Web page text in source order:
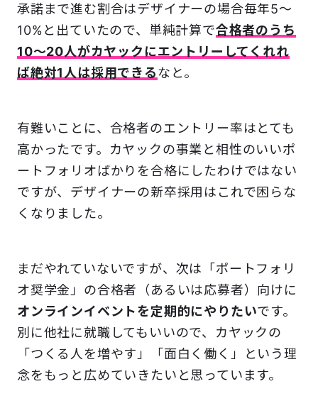
承諾まで進む割合はデザイナーの場合毎年5～
10%と出ていたので、単純計算で合格者のうち
10～20人がカヤックにエントリーしてくれれ
ば絶対1人は採用できるなと。
有難いことに、合格者のエントリー率はとても
高かったです。カヤックの事業と相性のいいポ
ートフォリオばかりを合格にしたわけではない
ですが、デザイナーの新卒採用はこれで困らな
くなりました。
まだやれていないですが、次は「ポートフォリ
オ奨学金」の合格者（あるいは応募者）向けに
オンラインイベントを定期的にやりたいです。
別に他社に就職してもいいので、カヤックの
「つくる人を増やす」「面白く働く」という理
念をもっと広めていきたいと思っています。